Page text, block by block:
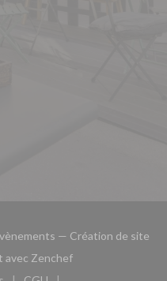
— Création de site
avec Zenchef((ouvre une